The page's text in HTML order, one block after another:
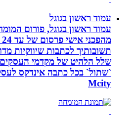
עמוד ראשון בגוגל
עמוד ראשון בגוגל, פורום המומחים,
מהפכני
תשובותיך לכתבות שיווקיות מדור
שלל הלהיט של מקדמי העסקים
`שתול` בכל כתבה אינדקס לעסקים
Mcity